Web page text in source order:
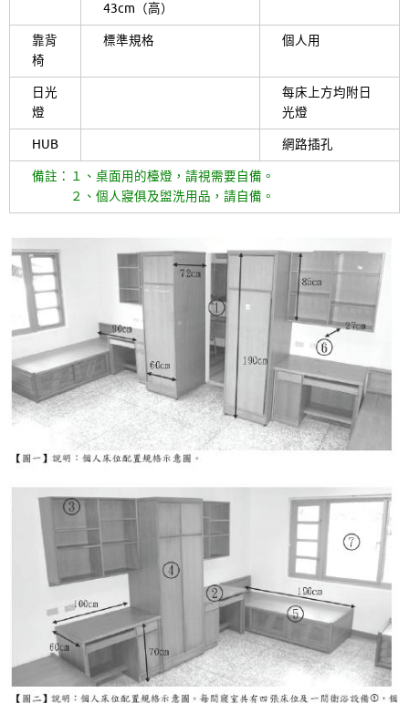
43cm（高）
靠背
椅
標準規格 個人用
日光
燈
每床上方均附日
光燈
HUB 網路插孔
備註：１、桌面用的檯燈，請視需要自備。
２、個人寢俱及盥洗用品，請自備。